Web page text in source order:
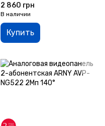
2 860 грн
В наличии
Купить